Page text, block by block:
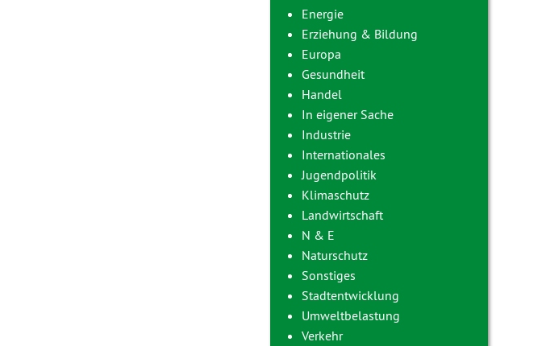
Energie
Erziehung & Bildung
Europa
Gesundheit
Handel
In eigener Sache
Industrie
Internationales
Jugendpolitik
Klimaschutz
Landwirtschaft
N & E
Naturschutz
Sonstiges
Stadtentwicklung
Umweltbelastung
Verkehr